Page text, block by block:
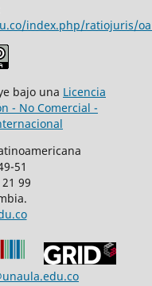
index.php/ratiojuris/
bajo una Licencia
- No Comercial -
51
99